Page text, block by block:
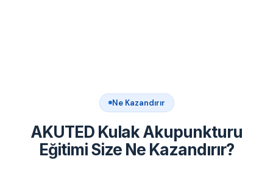
Ne Kazandırır
AKUTED Kulak Akupunkturu
Eğitimi Size Ne Kazandırır?